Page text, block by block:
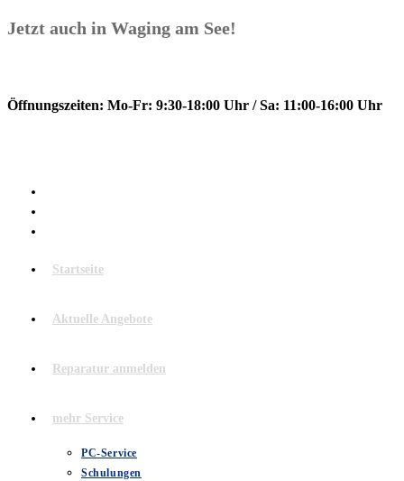
Zum
Jetzt auch in Waging am See!
Öffnungszeiten: Mo-Fr: 9:30-18:00 Uhr / Sa: 11:00-16:00 Uhr
Startseite
Aktuelle Angebote
Reparatur anmelden
mehr Service
PC-Service
Schulungen